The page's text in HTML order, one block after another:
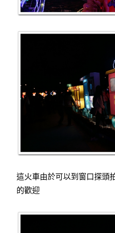
這火車由於可以到窗口探頭
的歡迎